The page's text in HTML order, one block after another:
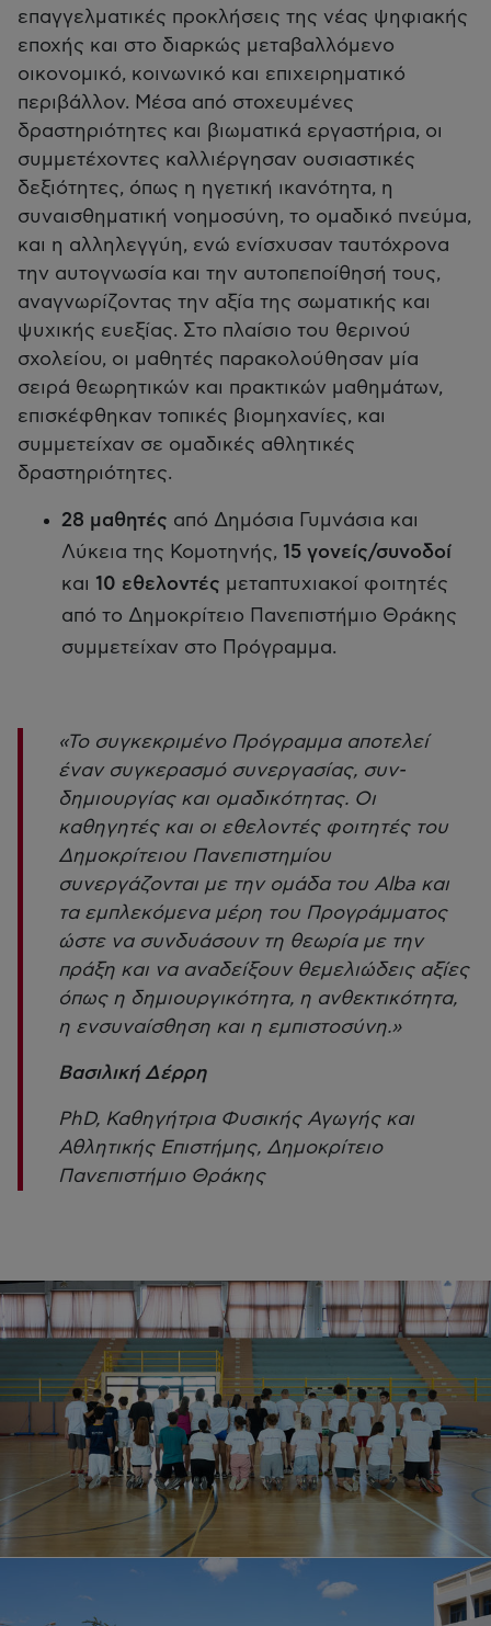
επαγγελματικές προκλήσεις της νέας ψηφιακής
εποχής και στο διαρκώς μεταβαλλόμενο
οικονομικό, κοινωνικό και επιχειρηματικό
περιβάλλον. Μέσα από στοχευμένες
δραστηριότητες και βιωματικά εργαστήρια, οι
συμμετέχοντες καλλιέργησαν ουσιαστικές
δεξιότητες, όπως η ηγετική ικανότητα, η
συναισθηματική νοημοσύνη, το ομαδικό πνεύμα,
και η αλληλεγγύη, ενώ ενίσχυσαν ταυτόχρονα
την αυτογνωσία και την αυτοπεποίθησή τους,
αναγνωρίζοντας την αξία της σωματικής και
ψυχικής ευεξίας. Στο πλαίσιο του θερινού
σχολείου, οι μαθητές παρακολούθησαν μία
σειρά θεωρητικών και πρακτικών μαθημάτων,
επισκέφθηκαν τοπικές βιομηχανίες, και
συμμετείχαν σε ομαδικές αθλητικές
δραστηριότητες.
28 μαθητές από Δημόσια Γυμνάσια και
Λύκεια της Κομοτηνής, 15 γονείς/συνοδοί
και 10 εθελοντές μεταπτυχιακοί φοιτητές
από το Δημοκρίτειο Πανεπιστήμιο Θράκης
συμμετείχαν στο Πρόγραμμα.
«Το συγκεκριμένο Πρόγραμμα αποτελεί
έναν συγκερασμό συνεργασίας, συν-
δημιουργίας και ομαδικότητας. Οι
καθηγητές και οι εθελοντές φοιτητές του
Δημοκρίτειου Πανεπιστημίου
συνεργάζονται με την ομάδα του Alba και
τα εμπλεκόμενα μέρη του Προγράμματος
ώστε να συνδυάσουν τη θεωρία με την
πράξη και να αναδείξουν θεμελιώδεις αξίες
όπως η δημιουργικότητα, η ανθεκτικότητα,
η ενσυναίσθηση και η εμπιστοσύνη.»
Βασιλική Δέρρη
PhD, Καθηγήτρια Φυσικής Αγωγής και
Αθλητικής Επιστήμης, Δημοκρίτειο
Πανεπιστήμιο Θράκης